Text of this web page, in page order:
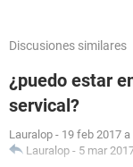
Discusiones similares
¿puedo estar
servical?
Lauralop - 19 feb 2017
Lauralop - 5 mar